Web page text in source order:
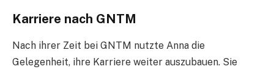
Karriere nach GNTM
Nach ihrer Zeit bei GNTM nutzte Anna die
Gelegenheit, ihre Karriere weiter auszubauen. Sie